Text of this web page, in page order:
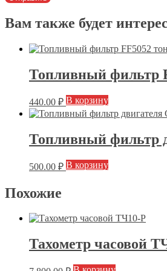
Вам также будет
Топливный фильтр
440.00 ₽ В корзину
Топливный фильтр
500.00 ₽ В корзину
Похожие
Тахометр часовой